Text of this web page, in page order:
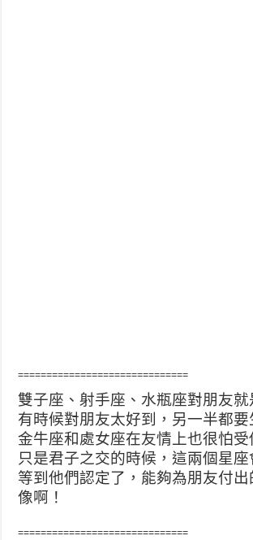
==============================
雙子座、射手座、水瓶座對朋友就
有時候對朋友太好到，另一半都要
金牛座和處女座在友情上也很怕受
只是君子之交的時候，這兩個星座
等到他們認定了，能夠為朋友付
像啊！
==============================